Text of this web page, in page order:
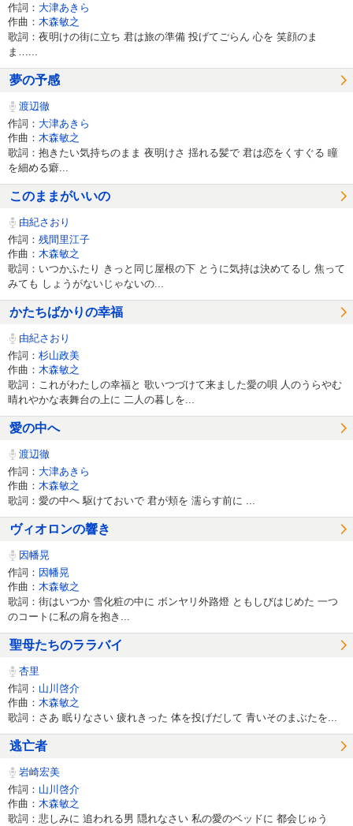
作詞： 大津あきら
作曲： 木森敏之
歌詞：夜明けの街に立ち 君は旅の準備 投げてごらん 心を 笑顔のま
ま…...
夢の予感
渡辺徹
作詞： 大津あきら
作曲： 木森敏之
歌詞：抱きたい気持ちのまま 夜明けさ 揺れる髪で 君は恋をくすぐる 瞳
を細める癖...
このままがいいの
由紀さおり
作詞： 残間里江子
作曲： 木森敏之
歌詞：いつかふたり きっと同じ屋根の下 とうに気持は決めてるし 焦って
みても しょうがないじゃないの...
かたちばかりの幸福
由紀さおり
作詞： 杉山政美
作曲： 木森敏之
歌詞：これがわたしの幸福と 歌いつづけて来ました愛の唄 人のうらやむ
晴れやかな表舞台の上に 二人の暮しを...
愛の中へ
渡辺徹
作詞： 大津あきら
作曲： 木森敏之
歌詞：愛の中へ 駆けておいで 君が頬を 濡らす前に ...
ヴィオロンの響き
因幡晃
作詞： 因幡晃
作曲： 木森敏之
歌詞：街はいつか 雪化粧の中に ボンヤリ外路燈 ともしびはじめた 一つ
のコートに私の肩を抱き...
聖母たちのララバイ
杏里
作詞： 山川啓介
作曲： 木森敏之
歌詞：さあ 眠りなさい 疲れきった 体を投げだして 青いそのまぶたを...
逃亡者
岩崎宏美
作詞： 山川啓介
作曲： 木森敏之
歌詞：悲しみに 追われる男 隠れなさい 私の愛のベッドに 都会じゅう